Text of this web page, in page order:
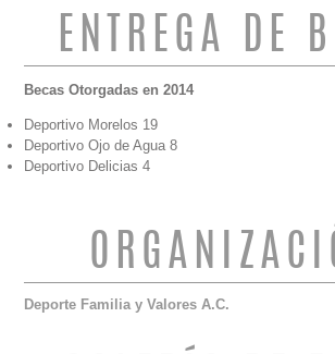
ENTREGA DE
Becas Otorgadas en 2014
Deportivo Morelos 19
Deportivo Ojo de Agua 8
Deportivo Delicias 4
Deporte Familia y Valores A.C.